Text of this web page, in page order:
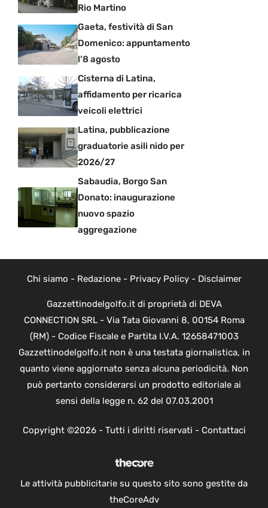
Rio Martino
Gaeta, festività di San
Domenico: appuntamento
l’8 agosto
Cisterna di Latina,
affidamento per ricarica
veicoli elettrici
Latina, pubblicazione
graduatorie asili nido per
2026/27
Sabaudia, Borgo San
Donato: inaugurazione
nuovo spazio
aggregazione
Chi siamo - Redazione- Privacy Policy- Disclaimer
Gazzettinodelgolfo.it di proprietà di DEVA
CONNECTION SRL - Via Tata Giovanni 8, 00154 Roma
(RM) - Codice Fiscale e Partita I.V.A. 12658471003
Gazzettinodelgolfo.it non è una testata giornalistica, in
quanto viene aggiornato senza alcuna periodicità. Non
può pertanto considerarsi un prodotto editoriale ai
sensi della legge n. 62 del 07.03.2001
Copyright ©2026 - Tutti i diritti riservati - Contattaci
Le attività pubblicitarie su questo sito sono gestite da
theCoreAdv